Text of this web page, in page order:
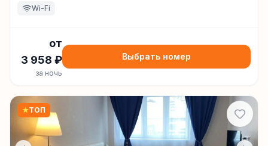
Wi-Fi
от
3 958 ₽
за ночь
Выбрать номер
★ТОП